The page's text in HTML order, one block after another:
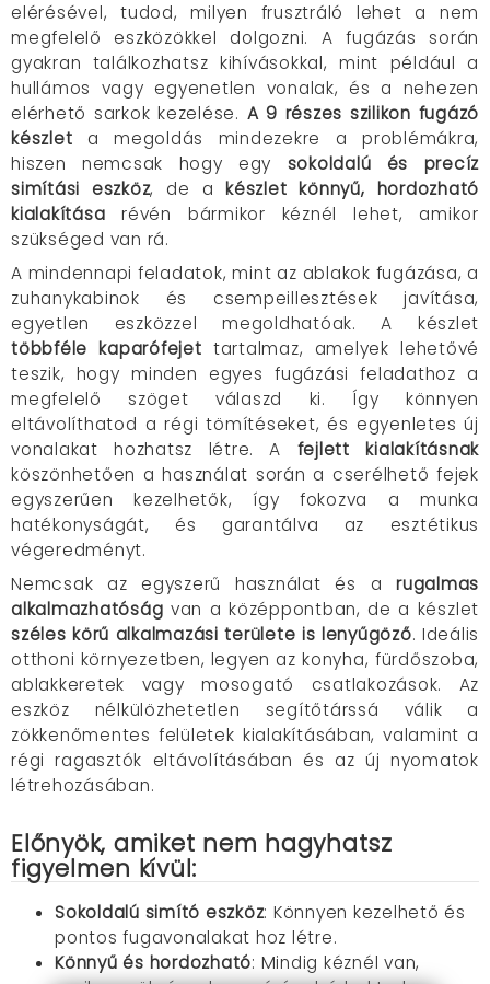
elérésével, tudod, milyen frusztráló lehet a nem
megfelelő eszközökkel dolgozni. A fugázás során
gyakran találkozhatsz kihívásokkal, mint például a
hullámos vagy egyenetlen vonalak, és a nehezen
elérhető sarkok kezelése. A 9 részes szilikon fugázó
készlet a megoldás mindezekre a problémákra,
hiszen nemcsak hogy egy sokoldalú és precíz
simítási eszköz, de a készlet könnyű, hordozható
kialakítása révén bármikor kéznél lehet, amikor
szükséged van rá.
A mindennapi feladatok, mint az ablakok fugázása, a
zuhanykabinok és csempeillesztések javítása,
egyetlen eszközzel megoldhatóak. A készlet
többféle kaparófejet tartalmaz, amelyek lehetővé
teszik, hogy minden egyes fugázási feladathoz a
megfelelő szöget válaszd ki. Így könnyen
eltávolíthatod a régi tömítéseket, és egyenletes új
vonalakat hozhatsz létre. A fejlett kialakításnak
köszönhetően a használat során a cserélhető fejek
egyszerűen kezelhetők, így fokozva a munka
hatékonyságát, és garantálva az esztétikus
végeredményt.
Nemcsak az egyszerű használat és a rugalmas
alkalmazhatóság van a középpontban, de a készlet
széles körű alkalmazási területe is lenyűgöző. Ideális
otthoni környezetben, legyen az konyha, fürdőszoba,
ablakkeretek vagy mosogató csatlakozások. Az
eszköz nélkülözhetetlen segítőtárssá válik a
zökkenőmentes felületek kialakításában, valamint a
régi ragasztók eltávolításában és az új nyomatok
létrehozásában.
Előnyök, amiket nem hagyhatsz
figyelmen kívül:
Sokoldalú simító eszköz: Könnyen kezelhető és
pontos fugavonalakat hoz létre.
Könnyű és hordozható: Mindig kéznél van,